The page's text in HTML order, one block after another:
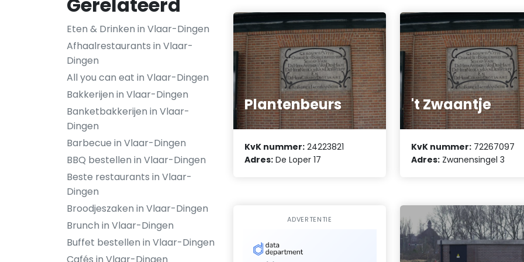
Eten & Drinken in Vlaar-Dingen
Afhaalrestaurants in Vlaar-
Dingen
All you can eat in Vlaar-Dingen
Bakkerijen in Vlaar-Dingen
Banketbakkerijen in Vlaar-
Dingen
Barbecue in Vlaar-Dingen
BBQ bestellen in Vlaar-Dingen
Beste restaurants in Vlaar-
Dingen
Broodjeszaken in Vlaar-Dingen
Brunch in Vlaar-Dingen
Buffet bestellen in Vlaar-Dingen
Plantenbeurs
KvK nummer: 24223821
Adres: De Loper 17
't Zwaantje
KvK nummer: 72267097
Adres: Zwanensingel 3
ADVERTENTIE